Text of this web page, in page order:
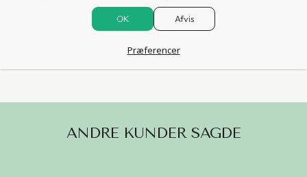
INFO OM LEVERING
ANDRE KUNDER SAGDE
OK Afvis
Præferencer